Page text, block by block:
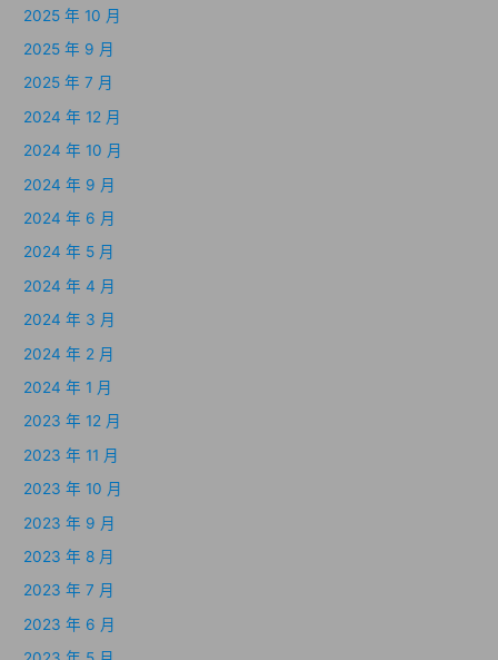
2025 年 10 月
2025 年 9 月
2025 年 7 月
2024 年 12 月
2024 年 10 月
2024 年 9 月
2024 年 6 月
2024 年 5 月
2024 年 4 月
2024 年 3 月
2024 年 2 月
2024 年 1 月
2023 年 12 月
2023 年 11 月
2023 年 10 月
2023 年 9 月
2023 年 8 月
2023 年 7 月
2023 年 6 月